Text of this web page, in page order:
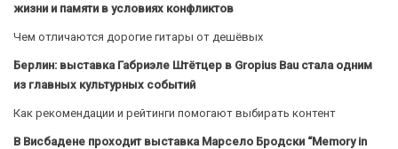
жизни и памяти в условиях конфликтов
Чем отличаются дорогие гитары от дешёвых
Берлин: выставка Габриэле Штётцер в Gropius Bau стала одним
из главных культурных событий
Как рекомендации и рейтинги помогают выбирать контент
В Висбадене проходит выставка Марсело Бродски “Memory in